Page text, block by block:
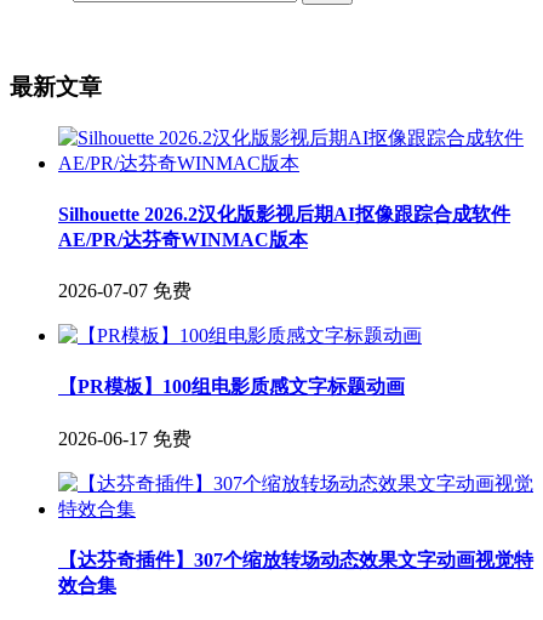
最新文章
Silhouette 2026.2汉化版影视后期AI抠像跟踪合成软件
AE/PR/达芬奇WINMAC版本
2026-07-07 免费
【PR模板】100组电影质感文字标题动画
2026-06-17 免费
【达芬奇插件】307个缩放转场动态效果文字动画视觉特
效合集